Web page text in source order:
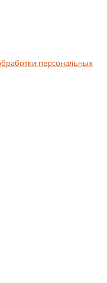
персональных